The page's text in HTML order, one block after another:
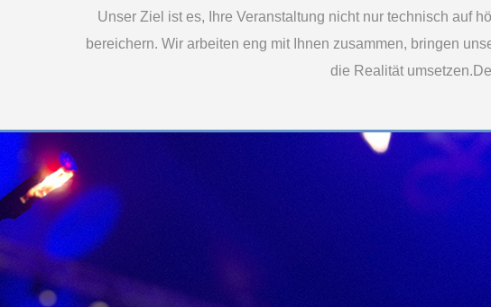
Unser Ziel ist es, Ihre Veranstaltung nicht nur technisch auf
bereichern. Wir arbeiten eng mit Ihnen zusammen, bringen
die Realität